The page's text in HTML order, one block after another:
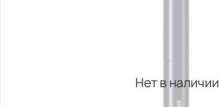
Нет в наличии